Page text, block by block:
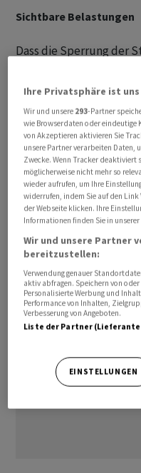
Sichtbare Belastungen
Dass die Sperrung der
zeigen auch die am
nicht gut aus», titelt
ersten Kommentar.
höhere Energiepreise,
Knappheiten. Dies
Verschlechterung des
Und selbst wenn die
dürften sich die Folgen
heisst es in aktuellen
Ihre Privatsphäre ist
Wir und unsere 293-Partner
wie Browserdaten oder eindeutige
von Akzeptieren aktivieren Sie
unsere Partner verarbeiten Daten,
Zwecke. Wenn Tracker deaktiviert
möglicherweise nicht mehr so
wieder aufrufen, um Ihre
widerrufen, indem Sie auf den
der Webseite klicken. Ihre
Informationen finden Sie in
Wir und unsere Partner
bereitzustellen:
Verwendung genauer
aktiv abfragen. Speichern von
Personalisierte Werbung und
Performance von Inhalten,
Verbesserung von Angeboten.
Liste der Partner
EINSTELLUNGEN